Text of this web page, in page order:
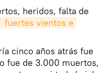
heridos, falta de
fuertes vientos e
cinco años atrás fue
fue de 3.000 muertos,